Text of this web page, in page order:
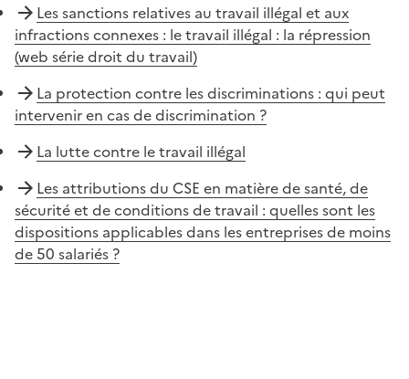
Les sanctions relatives au travail illégal et aux
infractions connexes : le travail illégal : la répression
(web série droit du travail)
La protection contre les discriminations : qui peut
intervenir en cas de discrimination ?
La lutte contre le travail illégal
Les attributions du CSE en matière de santé, de
sécurité et de conditions de travail : quelles sont les
dispositions applicables dans les entreprises de moins
de 50 salariés ?